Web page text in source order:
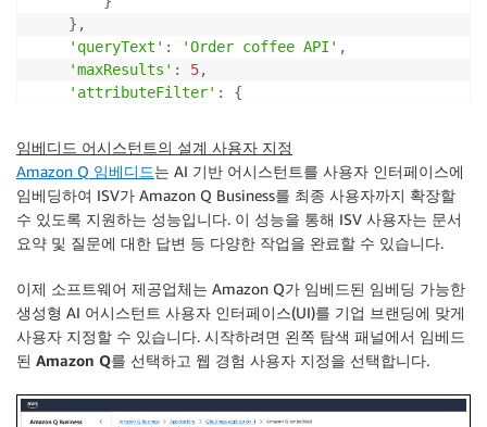
} ,
'queryText' : 'Order coffee API' ,
'maxResults' : 5,
'attributeFilter' :
{
'andAllFilters'
: [
'equalsTo': {
'name': '_data_source_id'
,
'value':
{
'stringValue' :
}
} ]
}
}
}
임베디드 어시스턴트의 설계 사용자 지정
Amazon Q 임베디드는 AI 기반 어시스턴트를 사용자 인터페이스에
임베딩하여 ISV가 Amazon Q Business를 최종 사용자까지 확장할
수 있도록 지원하는 성능입니다. 이 성능을 통해 ISV 사용자는 문서
요약 및 질문에 대한 답변 등 다양한 작업을 완료할 수 있습니다.
이제 소프트웨어 제공업체는 Amazon Q가 임베드된 임베딩 가능한
생성형 AI 어시스턴트 사용자 인터페이스(UI)를 기업 브랜딩에 맞게
사용자 지정할 수 있습니다. 시작하려면 왼쪽 탐색 패널에서 임베드
된 Amazon Q를 선택하고 웹 경험 사용자 지정을 선택합니다.